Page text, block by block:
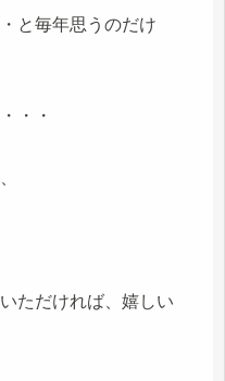
と毎年思うのだけ
・・
ただければ、嬉しい